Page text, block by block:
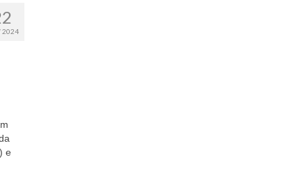
2024
e